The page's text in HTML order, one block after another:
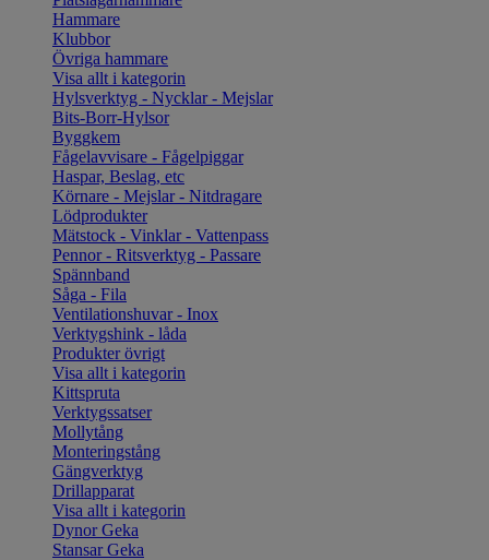
Hammare
Klubbor
Övriga hammare
Visa allt i kategorin
Hylsverktyg - Nycklar - Mejslar
Bits-Borr-Hylsor
Byggkem
Fågelavvisare - Fågelpiggar
Haspar, Beslag, etc
Körnare - Mejslar - Nitdragare
Lödprodukter
Mätstock - Vinklar - Vattenpass
Pennor - Ritsverktyg - Passare
Spännband
Såga - Fila
Ventilationshuvar - Inox
Verktygshink - låda
Produkter övrigt
Visa allt i kategorin
Kittspruta
Verktygssatser
Mollytång
Monteringstång
Gängverktyg
Drillapparat
Visa allt i kategorin
Dynor Geka
Stansar Geka